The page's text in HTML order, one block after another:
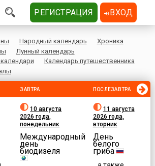
Народный календарь
Хроника
Лунный календарь
Календарь путешественника
ЗАВТРА
10 августа
2026 года,
понедельник
Международный
день
биодизеля
ПОСЛЕЗАВТРА
11 августа
2026 года,
вторник
День
белого
гриба
РЕГИСТРАЦИЯ ВХОД